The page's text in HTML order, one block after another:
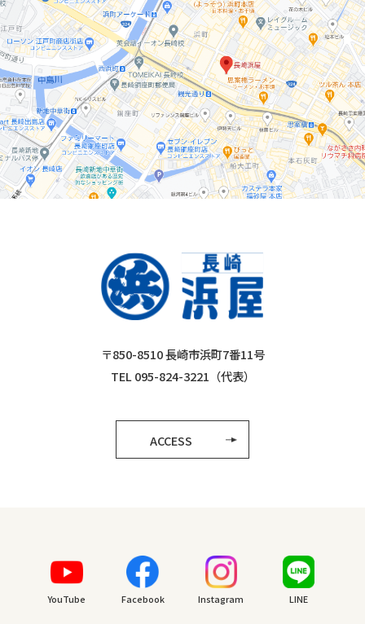
〒850-8510 長崎市浜町7番11号
TEL 095-824-3221（代表）
ACCESS
YouTube Facebook Instagram LINE